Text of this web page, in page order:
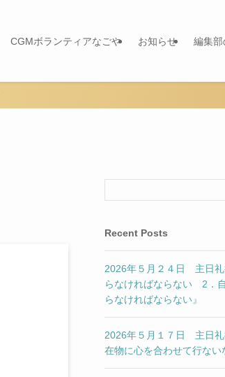
CGMボランティアなごや お知らせ 編集
Recent Posts
2026年５月２４日 主日
らなければならない 2．
らなければならない』
2026年５月１７日 主日
在物に心を合わせて行ない